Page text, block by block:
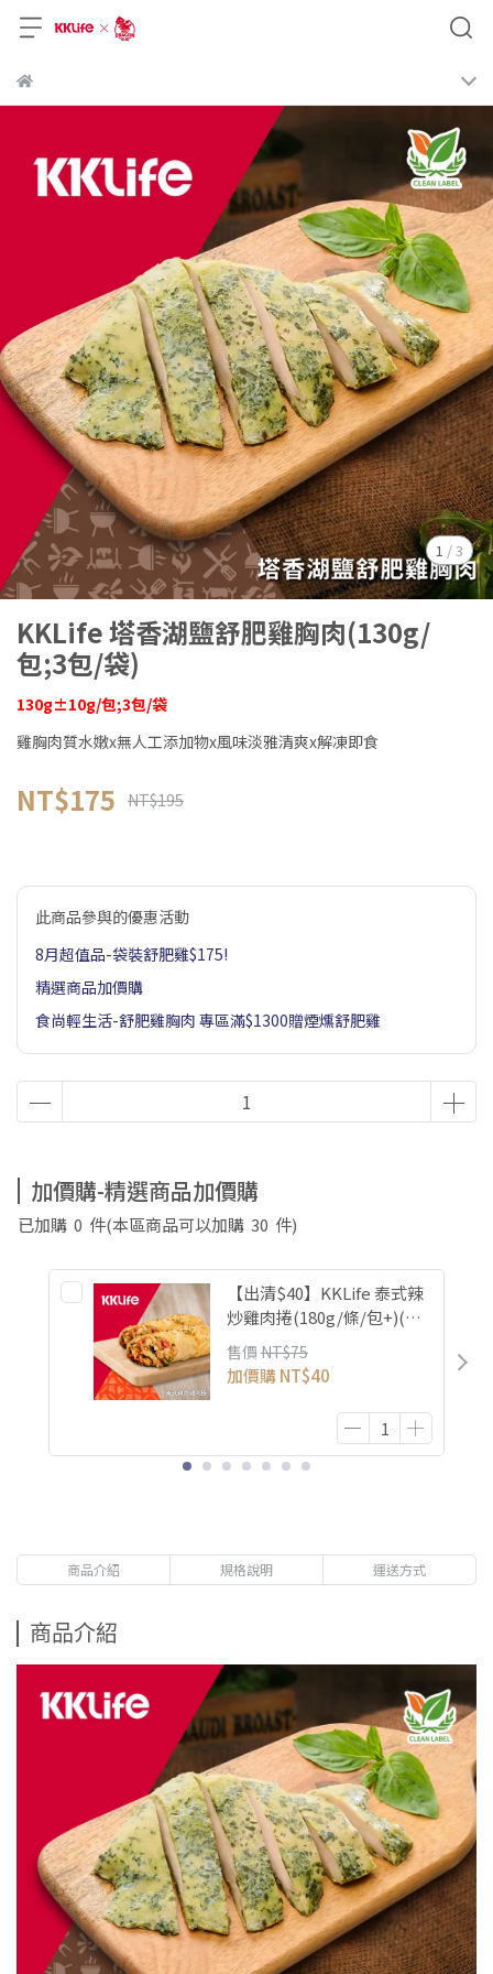
1 /3
KKLife 塔香湖鹽舒肥雞胸肉(130g/
包;3包/袋)
130g±10g/包;3包/袋
雞胸肉質水嫩x無人工添加物x風味淡雅清爽x解凍即食
NT$175 NT$195
此商品參與的優惠活動
8月超值品-袋裝舒肥雞$175!
精選商品加價購
食尚輕生活-舒肥雞胸肉 專區滿$1300贈煙燻舒肥雞
加價購-精選商品加價購
已加購 0 件(本區商品可以加購 30 件)
【出清$40】KKLife 泰式辣
炒雞肉捲(180g/條/包+)(效
期26/10/18)
售價 NT$75
加價購NT$40
商品介紹 規格說明 運送方式
商品介紹